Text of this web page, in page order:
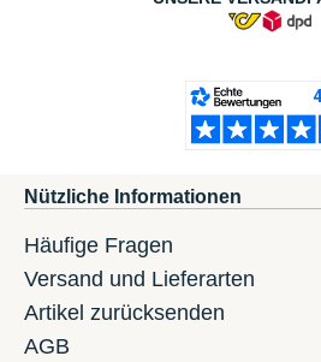
Nützliche Informationen
Häufige Fragen
Versand und Lieferarten
Artikel zurücksenden
AGB